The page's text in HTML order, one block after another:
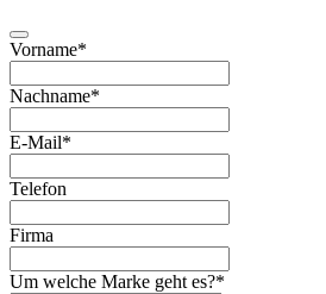
Vorname*
Nachname*
E-Mail*
Telefon
Firma
Um welche Marke geht es?*